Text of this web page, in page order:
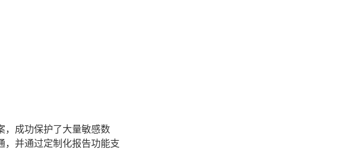
，成功保护了大量敏感数
，并通过定制化报告功能支